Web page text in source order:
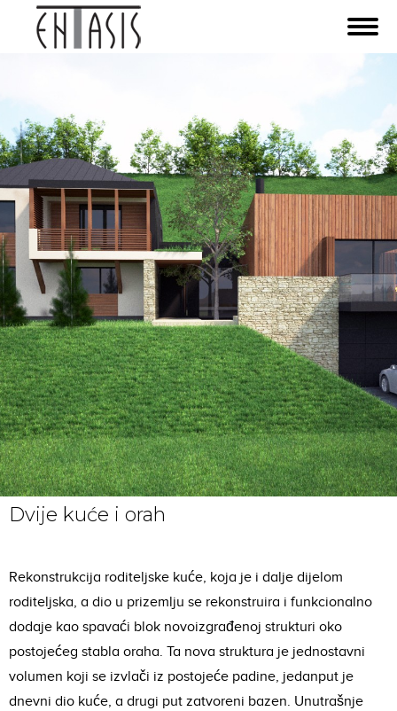
Dvije kuće i orah
Rekonstrukcija roditeljske kuće, koja je i dalje dijelom
roditeljska, a dio u prizemlju se rekonstruira i funkcionalno
dodaje kao spavaći blok novoizgrađenoj strukturi oko
postojećeg stabla oraha. Ta nova struktura je jednostavni
volumen koji se izvlači iz postojeće padine, jedanput je
dnevni dio kuće, a drugi put zatvoreni bazen. Unutrašnje